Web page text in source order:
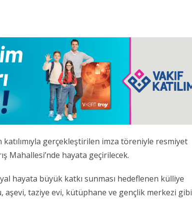
gerçekleştirilen imza töreniyle resmiyet
Mahallesi’nde hayata geçirilecek.
hayata büyük katkı sunması hedeflenen külliye
aşevi, taziye evi, kütüphane ve gençlik merkezi gibi